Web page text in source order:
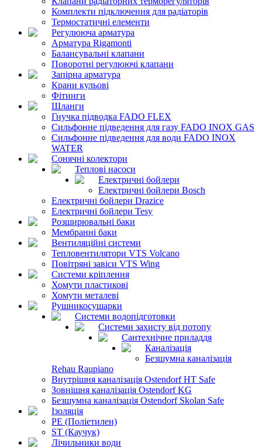
Комплекти підключення для радіаторів
Термостатичні елементи
Регулююча арматура
Арматура Rigamonti
Балансувальні клапани
Поворотні регулюючі клапани
Запірна арматура
Крани кульові
Фітинги
Шланги
Гнучка підводка FADO FLEX
Сильфонне підведення для газу FADO INOX GAS
Сильфонне підведення для води FADO INOX
WATER
Сонячні колектори
Теплові насоси
Електричні бойлери
Електричні бойлери Bosch
Електричні бойлери Drazice
Електричні бойлери Tesy
Розширювальні баки
Мембранні баки
Вентиляційні системи
Тепловентилятори VTS Volcano
Повітряні завіси VTS Wing
Системи кріплення
Хомути пластикові
Хомути металеві
Рушникосушарки
Системи водопідготовки
Системи захисту від потопу
Сантехнічне приладдя
Каналізація
Безшумна каналізація
Rehau Raupiano
Внутрішня каналізація Ostendorf HT Safe
Зовнішня каналізація Ostendorf KG
Безшумна каналізація Ostendorf Skolan Safe
Ізоляція
PE (Поліетилен)
ST (Каучук)
Лічильники води